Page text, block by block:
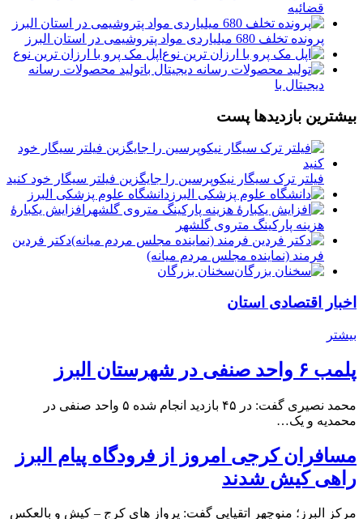
قضائیه
پرونده تخلف 680 میلیاردی مواد پتروشیمی در استان البرز
️اپل مک پرو با ارزان ترین نوع
تولید محصولات رسانه
دیجیتال با
بیشترین بازدیدها پست
فیلتر ترک سیگار نیکوپرسین را جایگزین فیلتر سیگار خود کنید
دانشگاه علوم پزشکی البرز
افزایش یکبارۀ
هزینه پارکینگ متروی گلشهر
دكتر فردين
فرمند (نماينده مجلس مردم میانه)
سخنان بزرگان
اخبار اقتصادی استان
بیشتر
پلمب ۶ واحد صنفی در شهرستان البرز
محمد نصیری گفت: در ۴۵ بازدید انجام شده ۵ واحد صنفی در
محمدیه و یک…
مسافران کرجی امروز از فرودگاه پیام البرز
راهی کیش شدند
مرکز البرز؛ منوچهر اتقیایی گفت: پرواز های کرج – کیش و بالعکس